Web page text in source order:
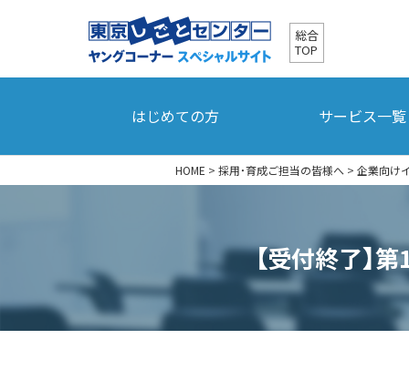
総合
TOP
はじめての方 サービス一覧
HOME > 採用・育成ご担当の皆様へ > 企業向け
【受付終了】